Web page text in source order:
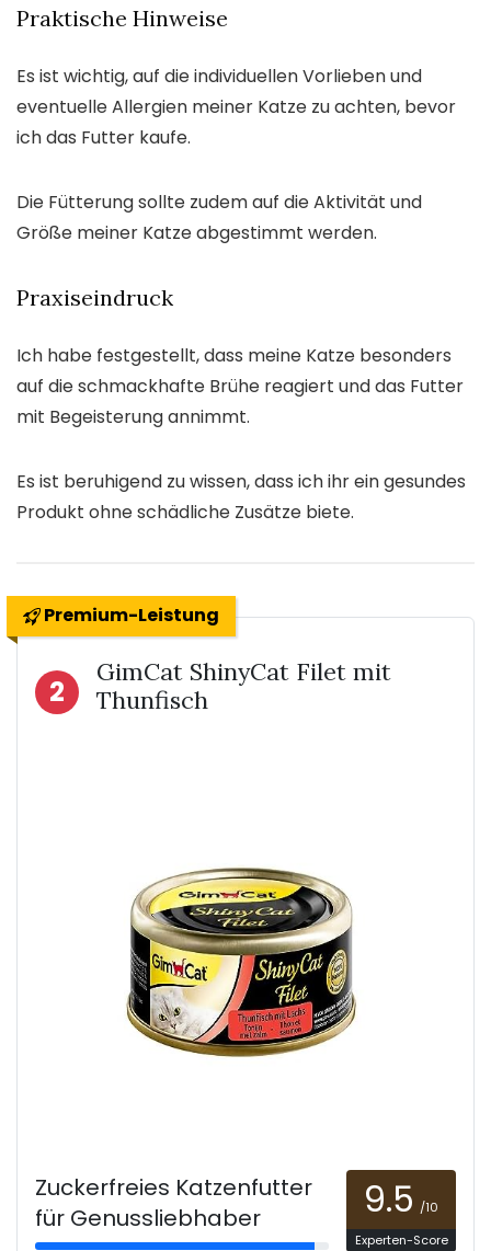
Praktische Hinweise
Es ist wichtig, auf die individuellen Vorlieben und
eventuelle Allergien meiner Katze zu achten, bevor
ich das Futter kaufe.
Die Fütterung sollte zudem auf die Aktivität und
Größe meiner Katze abgestimmt werden.
Praxiseindruck
Ich habe festgestellt, dass meine Katze besonders
auf die schmackhafte Brühe reagiert und das Futter
mit Begeisterung annimmt.
Es ist beruhigend zu wissen, dass ich ihr ein gesundes
Produkt ohne schädliche Zusätze biete.
Premium-Leistung
2
GimCat ShinyCat Filet mit
Thunfisch
Zuckerfreies Katzenfutter
für Genussliebhaber
9.5 /10
Experten-Score